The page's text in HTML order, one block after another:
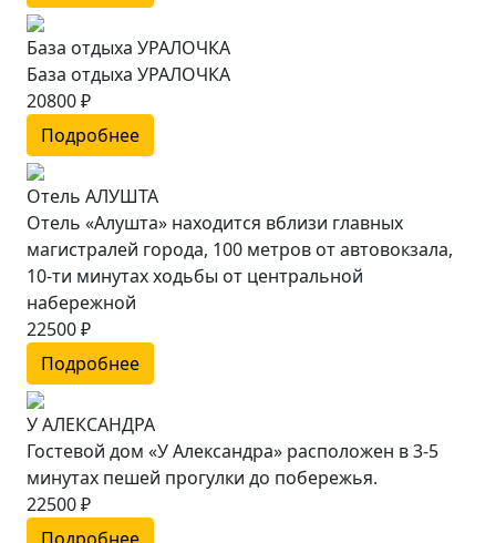
База отдыха УРАЛОЧКА
База отдыха УРАЛОЧКА
20800 ₽
Подробнее
Отель АЛУШТА
Отель «Алушта» находится вблизи главных
магистралей города, 100 метров от автовокзала,
10-ти минутах ходьбы от центральной
набережной
22500 ₽
Подробнее
У АЛЕКСАНДРА
Гостевой дом «У Александра» расположен в 3-5
минутах пешей прогулки до побережья.
22500 ₽